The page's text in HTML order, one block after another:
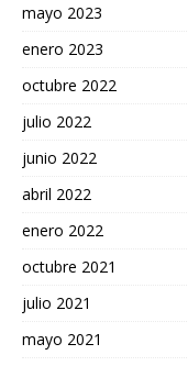
mayo 2023
enero 2023
octubre 2022
julio 2022
junio 2022
abril 2022
enero 2022
octubre 2021
julio 2021
mayo 2021